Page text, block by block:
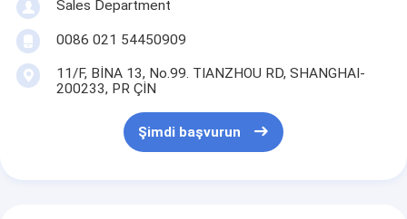
Sales Department
0086 021 54450909
11/F, BİNA 13, No.99. TIANZHOU RD, SHANGHAI-
200233, PR ÇİN
Şimdi başvurun